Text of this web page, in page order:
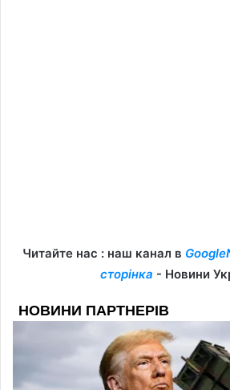
Читайте нас : наш канал в
сторінка - Новини